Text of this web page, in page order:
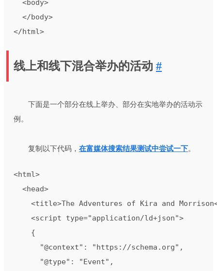
<body>
</body>
</html>
线上和线下混合举办的活动 #
下面是一个部分在线上举办、部分在实地举办的活动示
例。
复制以下代码， 在富媒体搜索结果测试中尝试一下。
<html>
<head>
<title>The Adventures of Kira and
<script type="application/ld+json">
{
"@context": "https://schema.org",
"@type": "Event",